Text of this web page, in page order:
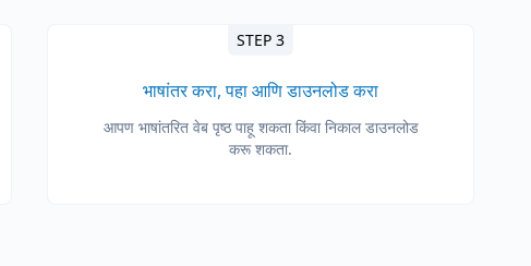
STEP 3
भाषांतर करा, पहा आणि डाउनलोड करा
आपण भाषांतरित वेब पृष्ठ पाहू शकता किंवा निकाल डाउनलोड
करू शकता.